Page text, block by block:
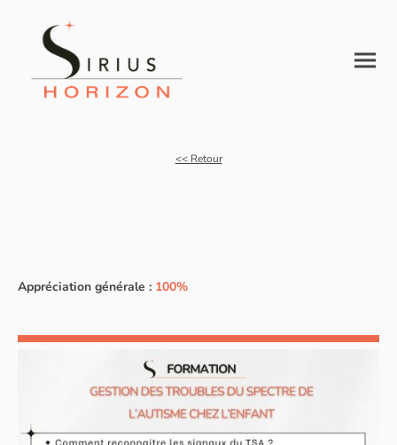
<< Retour
Appréciation générale : 100%